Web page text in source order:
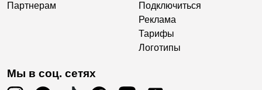
Партнерам
Подключиться
Реклама
Тарифы
Логотипы
Мы в соц. сетях